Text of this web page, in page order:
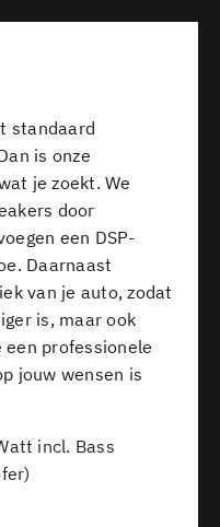
standaard
is onze
je zoekt. We
door
een DSP-
Daarnaast
van je auto, zodat
is, maar ook
een professionele
jouw wensen is
incl. Bass